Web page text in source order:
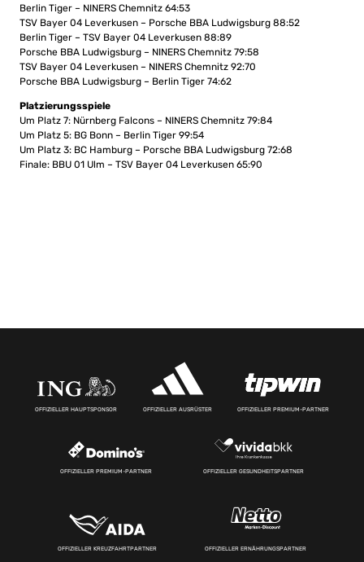
Berlin Tiger – NINERS Chemnitz 64:53
TSV Bayer 04 Leverkusen – Porsche BBA Ludwigsburg 88:52
Berlin Tiger – TSV Bayer 04 Leverkusen 88:89
Porsche BBA Ludwigsburg – NINERS Chemnitz 79:58
TSV Bayer 04 Leverkusen – NINERS Chemnitz 92:70
Porsche BBA Ludwigsburg – Berlin Tiger 74:62
Platzierungsspiele
Um Platz 7: Nürnberg Falcons – NINERS Chemnitz 79:84
Um Platz 5: BG Bonn – Berlin Tiger 99:54
Um Platz 3: BC Hamburg – Porsche BBA Ludwigsburg 72:68
Finale: BBU 01 Ulm – TSV Bayer 04 Leverkusen 65:90
OFFIZIELLER HAUPTSPONSOR OFFIZIELLER AUSRÜSTER OFFIZIELLER PREMIUM-PARTNER
OFFIZIELLER PREMIUM-PARTNER OFFIZIELLER GESUNDHEITSPARTNER
OFFIZIELLER KREUZFAHRTPARTNER OFFIZIELLER ERNÄHRUNGSPARTNER